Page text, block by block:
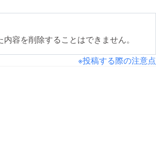
容を削除することはできません。
※投稿する際の注意点